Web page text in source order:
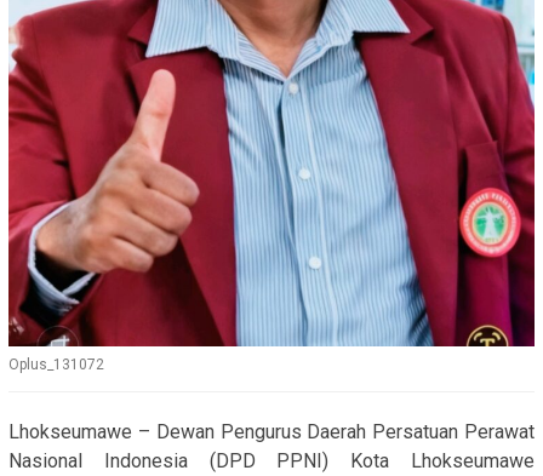
Oplus_131072
Lhokseumawe – Dewan Pengurus Daerah Persatuan Perawat
Nasional Indonesia (DPD PPNI) Kota Lhokseumawe